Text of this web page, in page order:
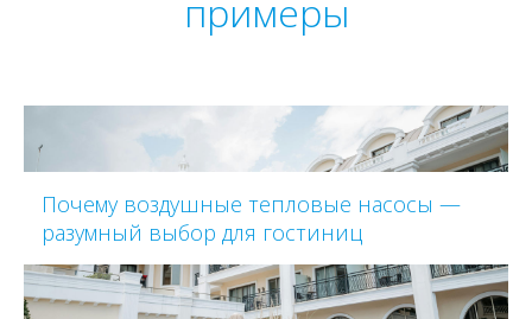
примеры
Почему воздушные тепловые насосы —
разумный выбор для гостиниц